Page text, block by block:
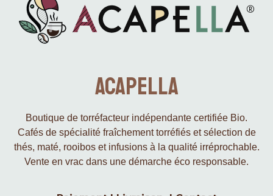
Acapella
Boutique de torréfacteur indépendante certifiée Bio.
Cafés de spécialité fraîchement torréfiés et sélection de
thés, maté, rooibos et infusions à la qualité irréprochable.
Vente en vrac dans une démarche éco responsable.